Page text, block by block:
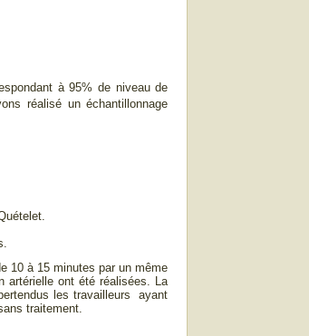
à 95% de niveau de
réalisé un échantillonnage
à 15 minutes par un même
artérielle ont été réalisées. La
les travailleurs ayant
traitement.